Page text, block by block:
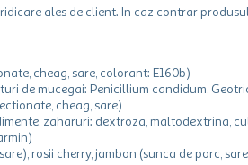
ales de client. In caz contrar
cheag, sare, colorant: E160b)
de mucegai: Penicillium candidum,
cheag, sare)
zaharuri: dextroza, maltodextrina,
rosii cherry, jambon (sunca de porc,